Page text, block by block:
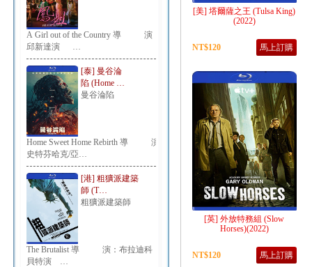
A Girl out of the Country 導 演：
邱新達演 …
[泰] 曼谷淪
陷 (Home …
曼谷淪陷
Home Sweet Home Rebirth 導 演：
史特芬哈克/亞…
[港] 粗獷派建築
師 (T…
粗獷派建築師
The Brutalist 導 演：布拉迪科
貝特演 …
[美] 塔爾薩之王 (Tulsa King)
(2022)
NT$120 馬上訂購
[英] 外放特務組 (Slow
Horses)(2022)
NT$120 馬上訂購